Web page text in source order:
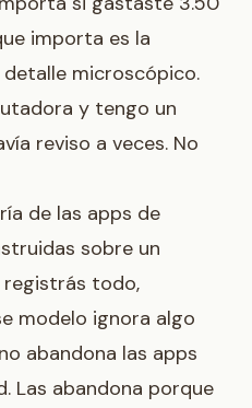
importa es la
microscópico.
y tengo un
reviso a veces. No
de las apps de
sobre un
registrás todo,
modelo ignora algo
abandona las apps
Las abandona porque